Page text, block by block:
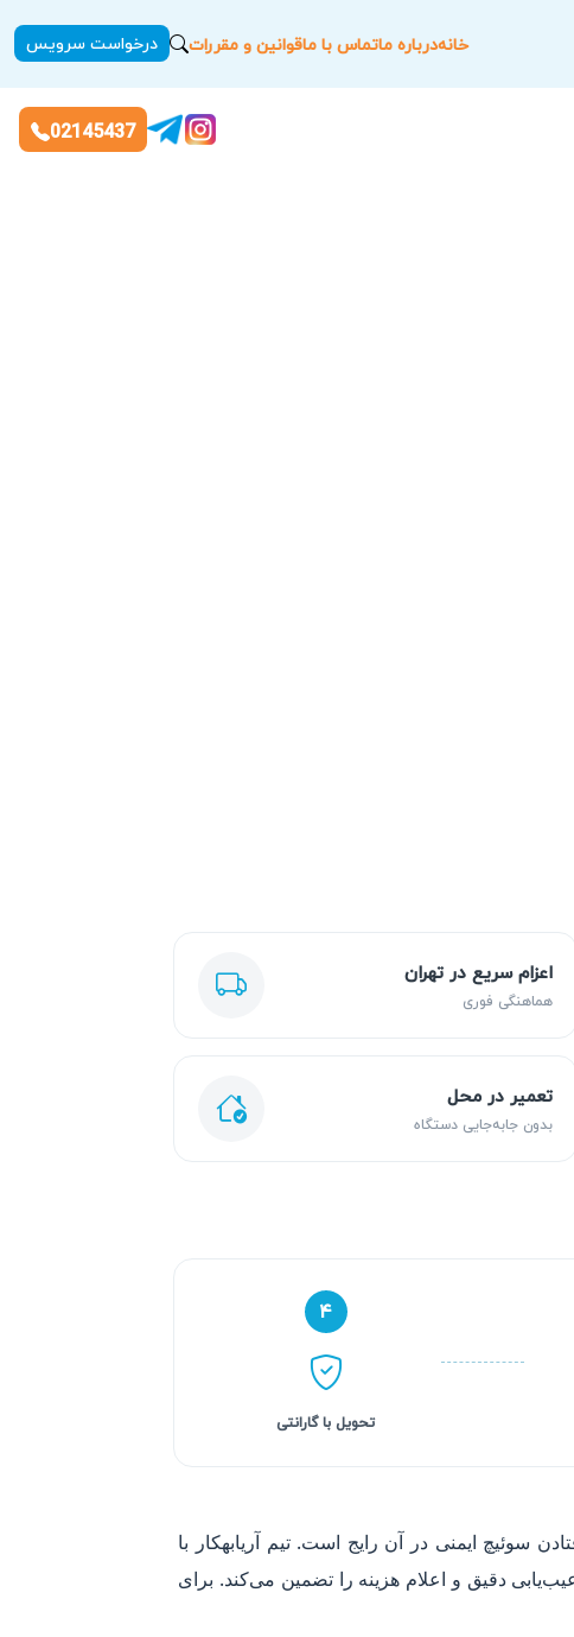
خانهدرباره ماتماس با ماقوانین و مقررات درخواست سرویس
02145437
اعزام سریع در تهران
هماهنگی فوری
تعمیر در محل
بدون جابه‌جایی دستگاه
۴
تحویل با گارانتی
سوئیچ ایمنی در آن رایج است. تیم آریابهکار با
دقیق و اعلام هزینه را تضمین می‌کند. برای